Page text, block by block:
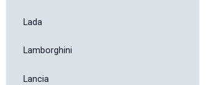
Lada
Lamborghini
Lancia